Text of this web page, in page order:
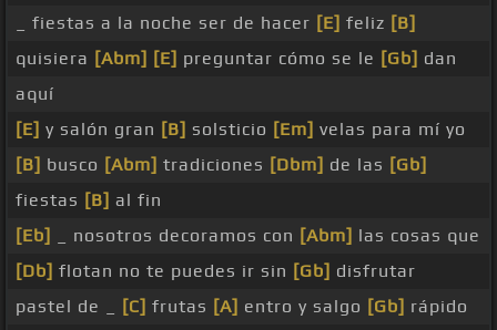
_ fiestas a la noche ser de hacer [E] feliz [B]
quisiera [Abm] [E] preguntar cómo se le [Gb] dan
aquí
[E] y salón gran [B] solsticio [Em] velas para mí yo
[B] busco [Abm] tradiciones [Dbm] de las [Gb]
fiestas [B] al fin
[Eb]
_ nosotros decoramos con [Abm] las cosas que
[Db] flotan no te puedes ir sin [Gb] disfrutar
pastel de _
[C] frutas [A] entro y salgo [Gb] rápido